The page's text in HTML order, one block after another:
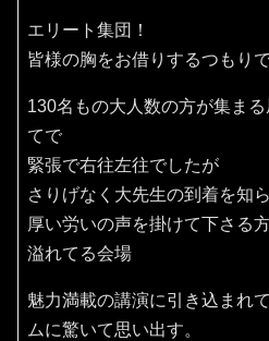
エリート集団！
皆様の胸をお借りするつもり
130名もの大人数の方が集ま
てで
緊張で右往左往でしたが
さりげなく大先生の到着を知
厚い労いの声を掛けて下さる
溢れてる会場
魅力満載の講演に引き込まれ
ムに驚いて思い出す。